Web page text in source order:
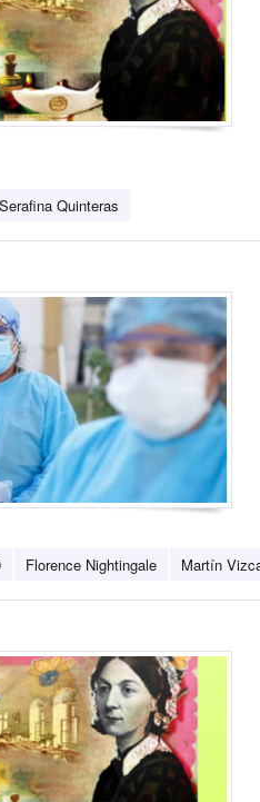
Serafina Quinteras
Florence Nightingale Martín